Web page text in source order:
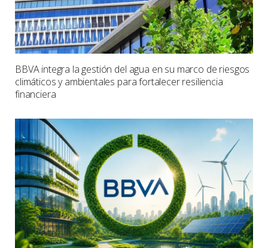
BBVA integra la gestión del agua en su marco de riesgos
climáticos y ambientales para fortalecer resiliencia
financiera